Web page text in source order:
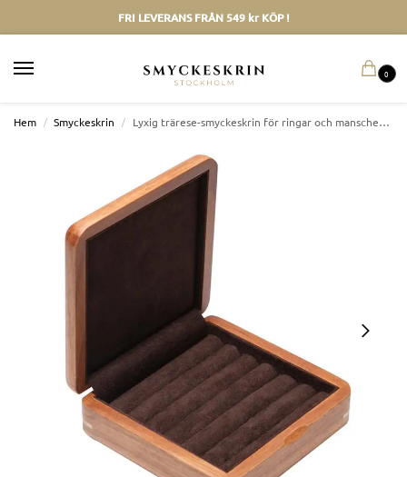
FRI LEVERANS FRÅN 549 kr KÖP !
0
Hem / Smyckeskrin / Lyxig trärese-smyckeskrin för ringar och manschettknappar